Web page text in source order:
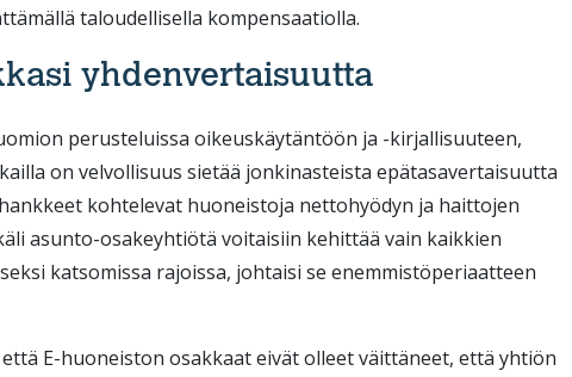
taloudellisella kompensaatiolla.
yhdenvertaisuutta
perusteluissa oikeuskäytäntöön ja -kirjallisuuteen,
on velvollisuus sietää jonkinasteista epätasavertaisuutta
kohtelevat huoneistoja nettohyödyn ja haittojen
asunto-osakeyhtiötä voitaisiin kehittää vain kaikkien
katsomissa rajoissa, johtaisi se enemmistöperiaatteen
E-huoneiston osakkaat eivät olleet väittäneet, että yhtiön